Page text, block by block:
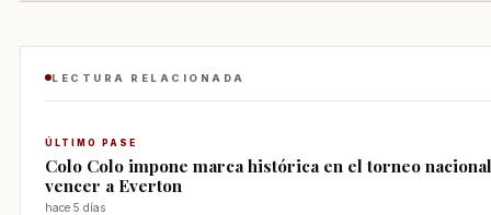
LECTURA RELACIONADA
ÚLTIMO PASE
Colo Colo impone marca histórica en el torneo
vencer a Everton
hace 5 días